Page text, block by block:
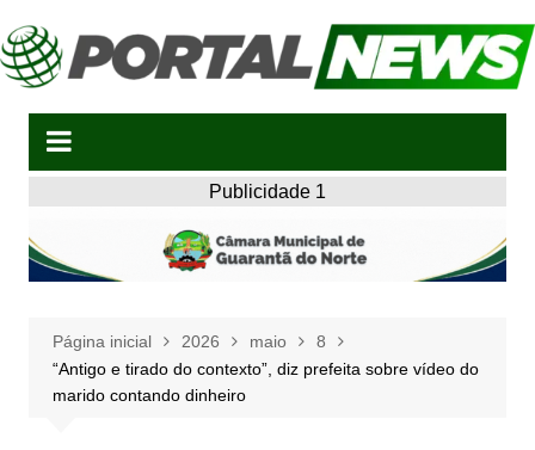
para
o
Publicidade 1
Página inicial 2026 maio
8
“Antigo e tirado do contexto”, diz prefeita sobre vídeo do
marido contando dinheiro